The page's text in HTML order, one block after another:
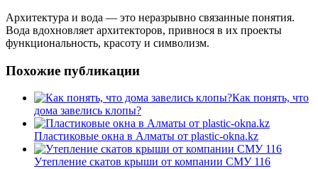
Архитектура и вода — это неразрывно связанные понятия.
Вода вдохновляет архитекторов, привнося в их проекты
функциональность, красоту и символизм.
Похожие публикации
Как понять, что
дома завелись клопы?
Пластиковые окна в Алматы от plastic-okna.kz
Утепление скатов крыши от компании СМУ 116